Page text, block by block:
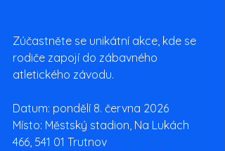
Zúčastněte se unikátní akce, kde se
rodiče zapojí do zábavného
atletického závodu.
Datum: pondělí 8. června 2026
Místo: Městský stadion, Na Lukách
466, 541 01 Trutnov